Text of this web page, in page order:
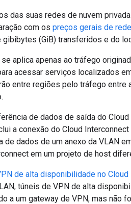
das suas redes de nuvem
com ospreços gerais de
(GiB) transferidos e do
aplica apenas ao tráfego
acessar serviços localizados
entre regiões pelo tráfego
de dados de saída do
a conexão do Cloud
dados de um anexo da VLAN
em um projeto de host
de alta disponibilidade no
túneis de VPN de alta
a um gateway de VPN, mas não